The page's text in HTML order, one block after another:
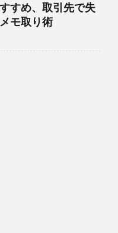
すめ、取引先で失
モ取り術